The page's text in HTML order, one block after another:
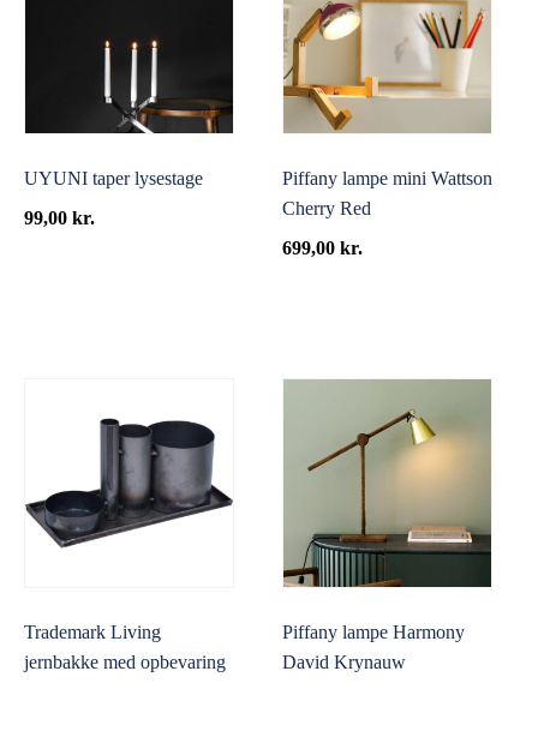
UYUNI taper lysestage
99,00 kr.
Piffany lampe mini Wattson
Cherry Red
699,00kr.
Trademark Living
jernbakke med opbevaring
Piffany lampe Harmony
David Krynauw